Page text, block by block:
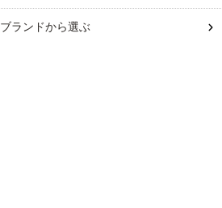
ブランドから選ぶ